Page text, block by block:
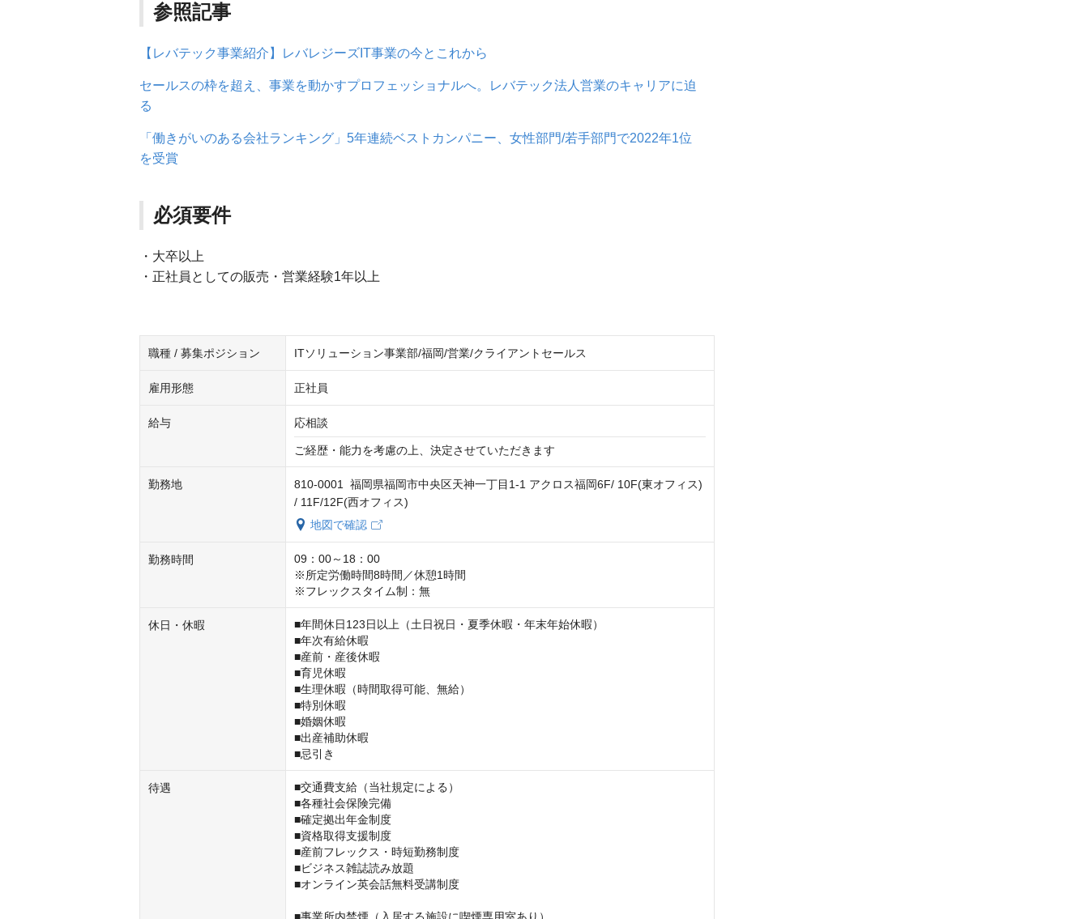
参照記事
【レバテック事業紹介】レバレジーズIT事業の今とこれから
セールスの枠を超え、事業を動かすプロフェッショナルへ。レバテック法人営業のキャリアに迫
る
「働きがいのある会社ランキング」5年連続ベストカンパニー、女性部門/若手部門で2022年1位
を受賞
必須要件
・大卒以上
・正社員としての販売・営業経験1年以上
職種 / 募集ポジション ITソリューション事業部/福岡/営業/クライアントセールス
雇用形態 正社員
給与 応相談
ご経歴・能力を考慮の上、決定させていただきます
勤務地
810-0001 福岡県福岡市中央区天神一丁目1-1 アクロス福岡6F/ 10F(東オフィス)
/ 11F/12F(西オフィス)
地図で確認
勤務時間
09：00～18：00
※所定労働時間8時間／休憩1時間
※フレックスタイム制：無
休日・休暇
■年間休日123日以上（土日祝日・夏季休暇・年末年始休暇）
■年次有給休暇
■産前・産後休暇
■育児休暇
■生理休暇（時間取得可能、無給）
■特別休暇
■婚姻休暇
■出産補助休暇
■忌引き
待遇
■交通費支給（当社規定による）
■各種社会保険完備
■確定拠出年金制度
■資格取得支援制度
■産前フレックス・時短勤務制度
■ビジネス雑誌読み放題
■オンライン英会話無料受講制度